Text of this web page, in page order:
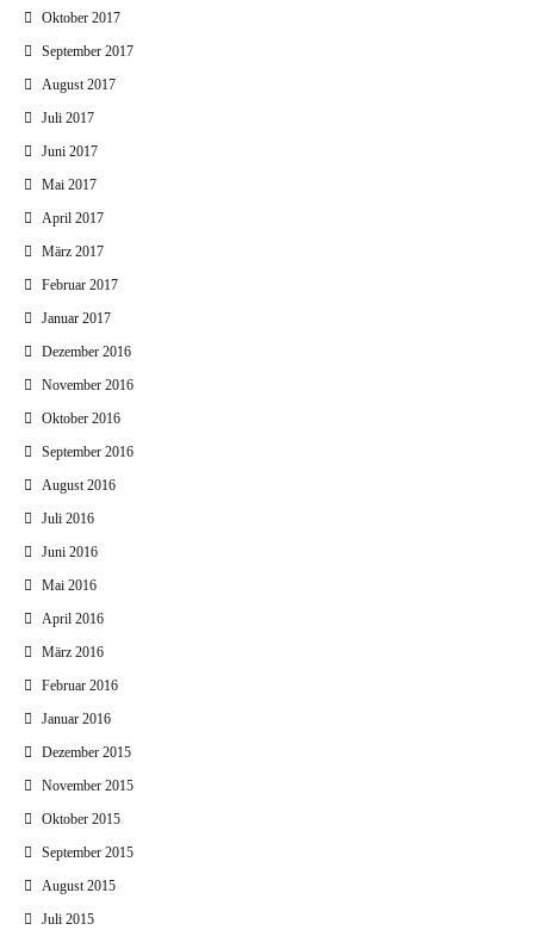
Oktober 2017
September 2017
August 2017
Juli 2017
Juni 2017
Mai 2017
April 2017
März 2017
Februar 2017
Januar 2017
Dezember 2016
November 2016
Oktober 2016
September 2016
August 2016
Juli 2016
Juni 2016
Mai 2016
April 2016
März 2016
Februar 2016
Januar 2016
Dezember 2015
November 2015
Oktober 2015
September 2015
August 2015
Juli 2015